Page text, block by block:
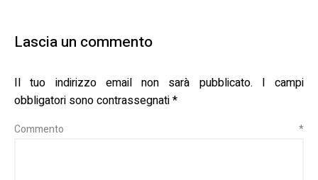
Lascia un commento
Il tuo indirizzo email non sarà pubblicato.
I campi
obbligatori sono contrassegnati*
Commento *